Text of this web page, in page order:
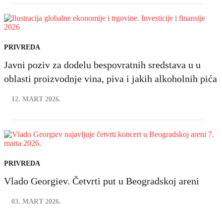
PRIVREDA
Javni poziv za dodelu bespovratnih sredstava u u
oblasti proizvodnje vina, piva i jakih alkoholnih pića
12. MART 2026.
PRIVREDA
Vlado Georgiev. Četvrti put u Beogradskoj areni
03. MART 2026.